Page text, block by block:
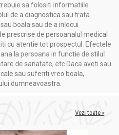
sa folositi informatiile
de a diagnostica sau trata
boala sau de a inlocui
prescrise de persoanalul medical
cu atentie tot prospectul. Efectele
la persoana in functie de stilul
de sanatate, etc Daca aveti sau
sau suferiti vreo boala,
dumneavoastra.
Vezi toate »